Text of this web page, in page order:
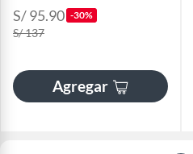
S/ 95.90 -30%
S/ 137
Agregar